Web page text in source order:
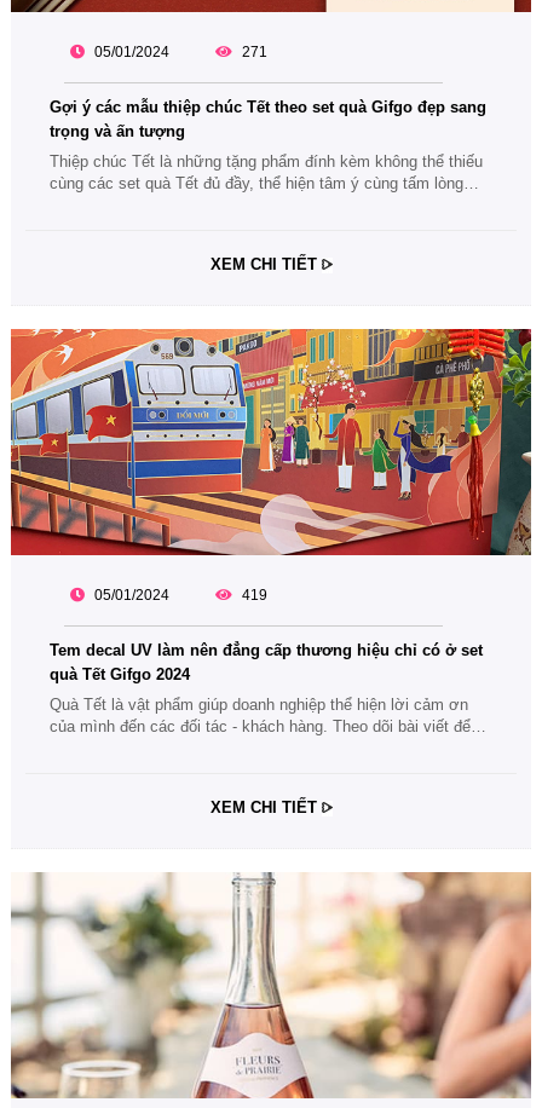
05/01/2024 271
Gợi ý các mẫu thiệp chúc Tết theo set quà Gifgo đẹp sang
trọng và ấn tượng
Thiệp chúc Tết là những tặng phẩm đính kèm không thể thiếu
cùng các set quà Tết đủ đầy, thể hiện tâm ý cùng tấm lòng
XEM CHI TIẾT
05/01/2024 419
Tem decal UV làm nên đẳng cấp thương hiệu chỉ có ở set
quà Tết Gifgo 2024
Quà Tết là vật phẩm giúp doanh nghiệp thể hiện lời cảm ơn
của mình đến các đối tác - khách hàng. Theo dõi bài viết để
XEM CHI TIẾT